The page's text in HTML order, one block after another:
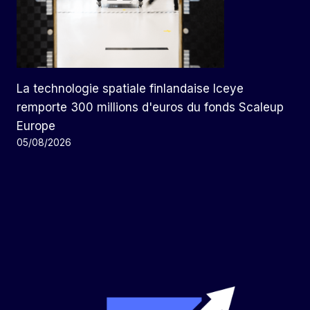
La technologie spatiale finlandaise Iceye
remporte 300 millions d'euros du fonds Scaleup
Europe
05/08/2026